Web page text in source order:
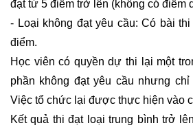
đạt từ 5 điểm trở lên (không có điểm
- Loại không đạt yêu cầu: Có bài
điểm.
Học viên có quyền dự thi lại một
phần không đạt yêu cầu nhưng
Việc tổ chức lại được thực hiện vào
Kết quả thi đạt loại trung bình trở